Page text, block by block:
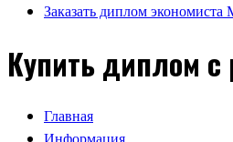
Заказать диплом экономиста
Купить диплом
Главная